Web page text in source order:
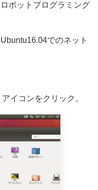
ボットプログラミング
でのネット
イコンをクリック。